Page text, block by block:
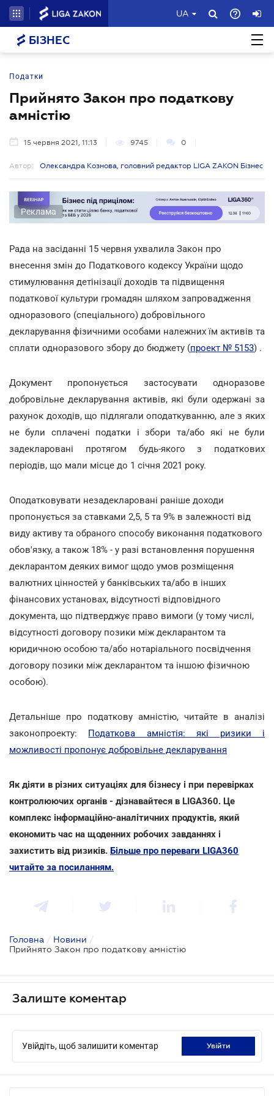
UA
БІЗНЕС
Податки
Прийнято Закон про податкову
амністію
15 червня 2021, 11:13 9745 0
Автор: Олександра Кознова, головний редактор LIGA ZAKON Бізнес
Реклама
Рада на засіданні 15 червня ухвалила Закон про
внесення змін до Податкового кодексу України щодо
стимулювання детінізації доходів та підвищення
податкової культури громадян шляхом запровадження
одноразового (спеціального) добровільного
декларування фізичними особами належних їм активів та
сплати одноразового збору до бюджету (проект № 5153) .
Документ пропонується застосувати одноразове
добровільне декларування активів, які були одержані за
рахунок доходів, що підлягали оподаткуванню, але з яких
не були сплачені податки і збори та/або які не були
задекларовані протягом будь-якого з податкових
періодів, що мали місце до 1 січня 2021 року.
Оподатковувати незадекларовані раніше доходи
пропонується за ставками 2,5, 5 та 9% в залежності від
виду активу та обраного способу виконання податкового
обов'язку, а також 18% - у разі встановлення порушення
декларантом деяких вимог щодо умов розміщення
валютних цінностей у банківських та/або в інших
фінансових установах, відсутності відповідного
документа, що підтверджує право вимоги (у тому числі,
відсутності договору позики між декларантом та
юридичною особою та/або нотаріального посвідчення
договору позики між декларантом та іншою фізичною
особою).
Детальніше про податкову амністію, читайте в аналізі
законопроекту: Податкова амністія: які ризики і
можливості пропонує добровільне декларування
Як діяти в різних ситуаціях для бізнесу і при перевірках
контролюючих органів - дізнавайтеся в LIGA360. Це
комплекс інформаційно-аналітичних продуктів, який
економить час на щоденних робочих завданнях і
захистить від ризиків. Більше про переваги LIGA360
читайте за посиланням.
Головна / Новини /
Прийнято Закон про податкову амністію
Залиште коментар
Увійдіть, щоб залишити коментар увійти